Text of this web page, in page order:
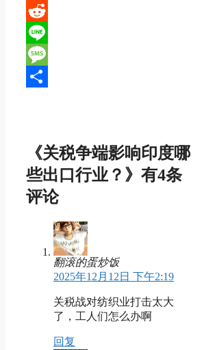
WhatsApp
Reddit
Line
Message
《关税争端影响印度哪
些出口行业？》有4条
评论
翻滚的蛋炒饭
2025年12月12日 下午2:19
关税战对纺织业打击太大
了，工人们怎么办啊
回复